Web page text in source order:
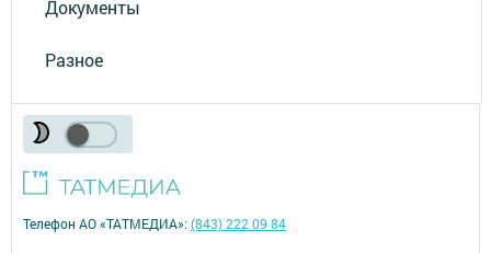
Документы
Разное
Телефон АО «ТАТМЕДИА»:(843) 222 09 84